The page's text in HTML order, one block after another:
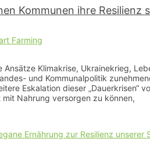
Kommunen ihre Resilienz
Farming
Klimakrise, Ukrainekrieg,
und Kommunalpolitik
Eskalation dieser
Nahrung versorgen zu können,